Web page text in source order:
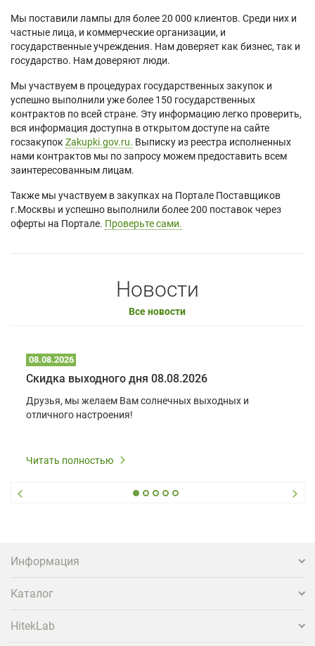
Мы поставили лампы для более 20 000 клиентов. Среди них и
частные лица, и коммерческие организации, и
государственные учреждения. Нам доверяет как бизнес, так и
государство. Нам доверяют люди.
Мы участвуем в процедурах государственных закупок и
успешно выполнили уже более 150 государственных
контрактов по всей стране. Эту информацию легко проверить,
вся информация доступна в открытом доступе на сайте
госзакупок Zakupki.gov.ru. Выписку из реестра исполненных
нами контрактов мы по запросу можем предоставить всем
заинтересованным лицам.
Также мы участвуем в закупках на Портале Поставщиков
г.Москвы и успешно выполнили более 200 поставок через
оферты на Портале. Проверьте сами.
Новости
Все новости
08.08.2026
Скидка выходного дня 08.08.2026
Друзья, мы желаем Вам солнечных выходных и
отличного настроения!
Читать полностью
Информация
Каталог
HitekLab